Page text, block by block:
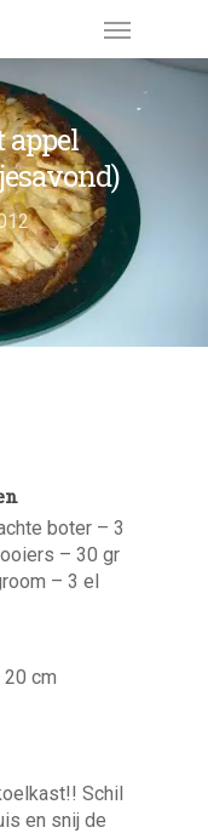
appel
boter – 3
– 30 gr
– 3 el
20 cm
Schil
en snij de